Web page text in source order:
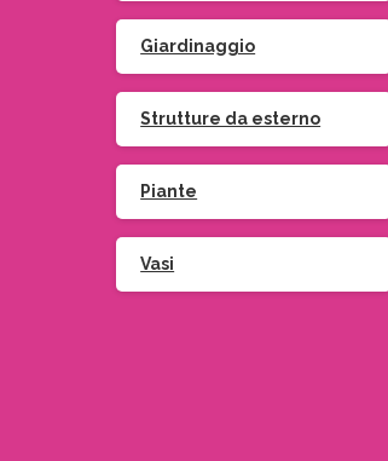
Giardinaggio
Strutture da esterno
Piante
Vasi
allaNewsletter
email: